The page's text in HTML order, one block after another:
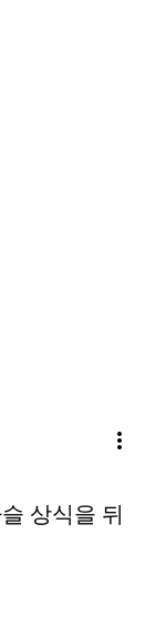
more_vert
상식을 뒤